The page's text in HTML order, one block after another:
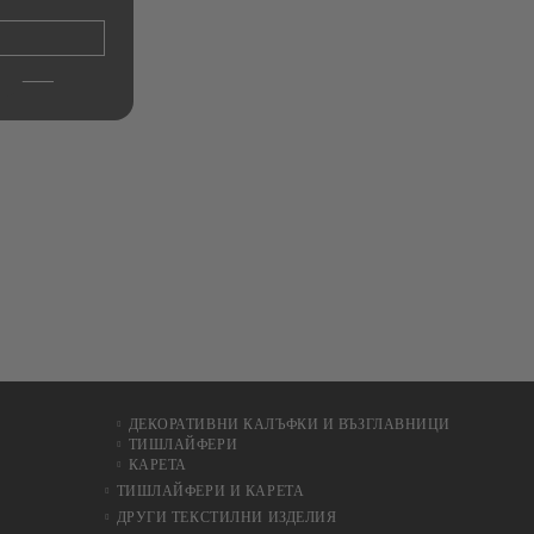
ДЕКОРАТИВНИ КАЛЪФКИ И ВЪЗГЛАВНИЦИ
ТИШЛАЙФЕРИ
КАРЕТА
ТИШЛАЙФЕРИ И КАРЕТА
ДРУГИ ТЕКСТИЛНИ ИЗДЕЛИЯ